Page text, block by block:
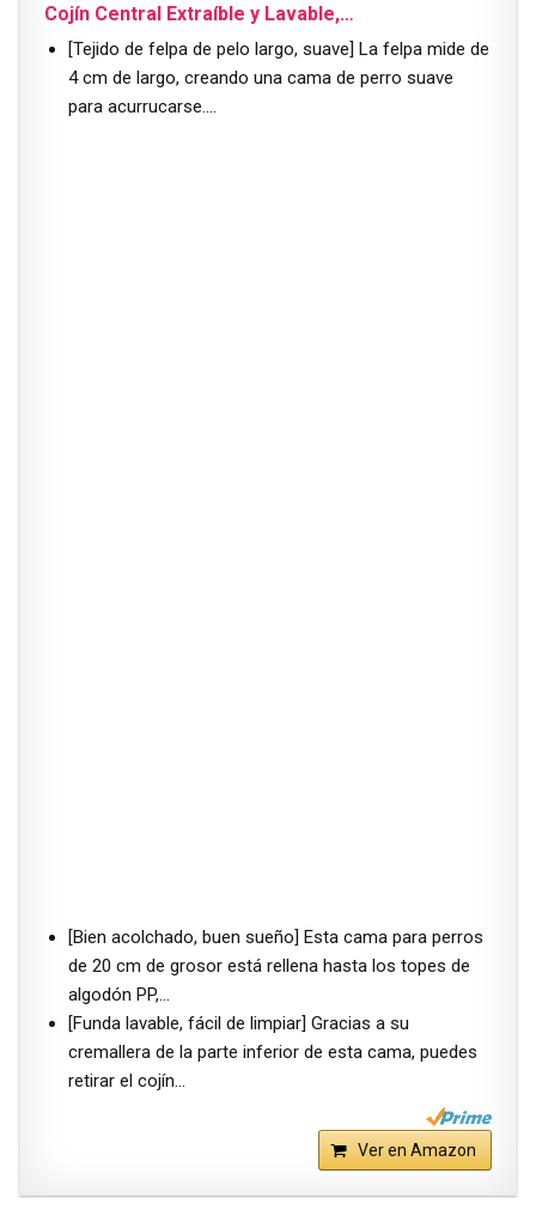
Cojín Central Extraíble y Lavable,…
[Tejido de felpa de pelo largo, suave] La felpa mide de
4 cm de largo, creando una cama de perro suave
para acurrucarse….
[Bien acolchado, buen sueño] Esta cama para perros
de 20 cm de grosor está rellena hasta los topes de
algodón PP,…
[Funda lavable, fácil de limpiar] Gracias a su
cremallera de la parte inferior de esta cama, puedes
retirar el cojín…
Ver en Amazon